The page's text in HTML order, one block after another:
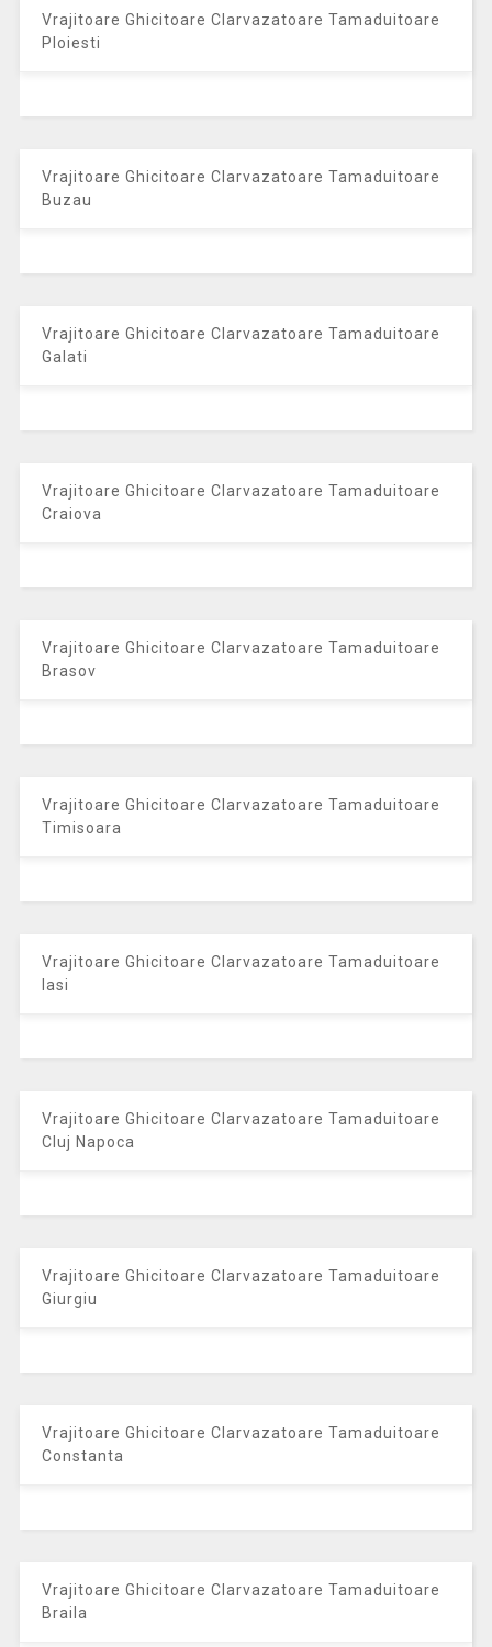
Vrajitoare Ghicitoare Clarvazatoare Tamaduitoare
Ploiesti
Vrajitoare Ghicitoare Clarvazatoare Tamaduitoare
Buzau
Vrajitoare Ghicitoare Clarvazatoare Tamaduitoare
Galati
Vrajitoare Ghicitoare Clarvazatoare Tamaduitoare
Craiova
Vrajitoare Ghicitoare Clarvazatoare Tamaduitoare
Brasov
Vrajitoare Ghicitoare Clarvazatoare Tamaduitoare
Timisoara
Vrajitoare Ghicitoare Clarvazatoare Tamaduitoare
Iasi
Vrajitoare Ghicitoare Clarvazatoare Tamaduitoare
Cluj Napoca
Vrajitoare Ghicitoare Clarvazatoare Tamaduitoare
Giurgiu
Vrajitoare Ghicitoare Clarvazatoare Tamaduitoare
Constanta
Vrajitoare Ghicitoare Clarvazatoare Tamaduitoare
Braila